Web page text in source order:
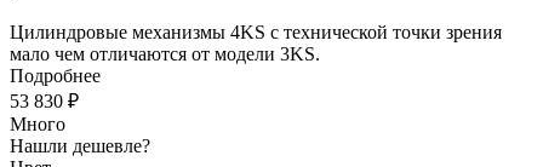
Цилиндровые механизмы 4KS с технической точки зрения
мало чем отличаются от модели 3KS.
Подробнее
53 830 ₽
Много
Нашли дешевле?